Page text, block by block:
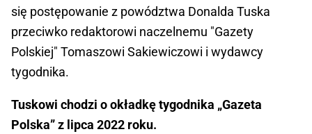
się postępowanie z powództwa Donalda Tuska
przeciwko redaktorowi naczelnemu "Gazety
Polskiej" Tomaszowi Sakiewiczowi i wydawcy
tygodnika.
Tuskowi chodzi o okładkę tygodnika „Gazeta
Polska” z lipca 2022 roku.